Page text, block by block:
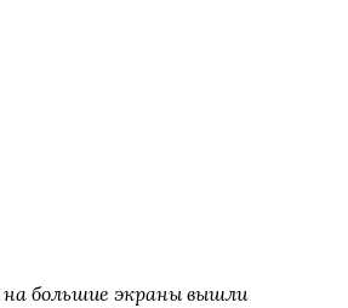
на большие экраны вышли